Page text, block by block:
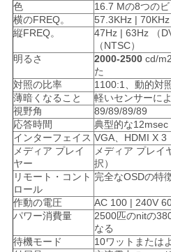
色
16.7 Mの8つの
横のFREQ。
57.3KHz | 70KHz
縦FREQ。
47Hz | 63Hz （
（NTSC）
明るさ
2000-2500cd/
た
対照の比率
1100:1、動的対
薄暗くなること
軽いセンサーに
視野角
89/89/89/89
応答時間
典型的な12msec
インターフェイス VGA、HDMI X 3
メディア プレイ
ヤー
メディア プレイ
択）
リモート・コント
ロール
完全なOSDの特
作動の電圧
AC 100 | 240V
パワー消費量
2500匹のnitの
なる
待機モード
10ワットまたは